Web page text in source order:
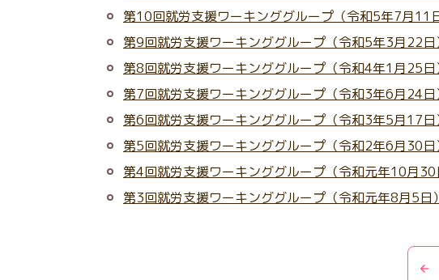
第10回就労支援ワーキンググループ（令和5年7月11
第9回就労支援ワーキンググループ（令和5年3月22日
第8回就労支援ワーキンググループ（令和4年1月25日
第7回就労支援ワーキンググループ（令和3年6月24日
第6回就労支援ワーキンググループ（令和3年5月17日
第5回就労支援ワーキンググループ（令和2年6月30日
第4回就労支援ワーキンググループ（令和元年10月30
第3回就労支援ワーキンググループ（令和元年8月5日）